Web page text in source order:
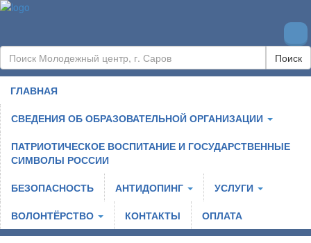
Поиск
ГЛАВНАЯ
СВЕДЕНИЯ ОБ ОБРАЗОВАТЕЛЬНОЙ ОРГАНИЗАЦИИ
ПАТРИОТИЧЕСКОЕ ВОСПИТАНИЕ И ГОСУДАРСТВЕННЫЕ
СИМВОЛЫ РОССИИ
БЕЗОПАСНОСТЬ
АНТИДОПИНГ
УСЛУГИ
ВОЛОНТЁРСТВО
КОНТАКТЫ ОПЛАТА